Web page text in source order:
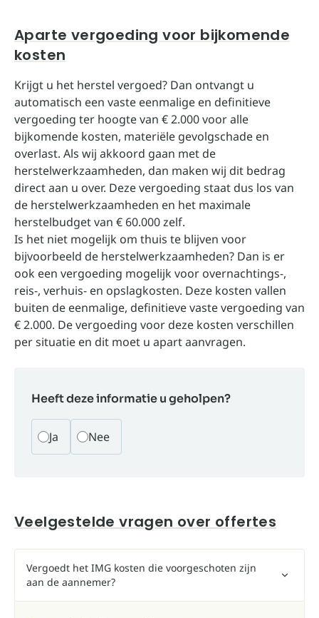
Aparte vergoeding voor bijkomende
kosten
Krijgt u het herstel vergoed? Dan ontvangt u
automatisch een vaste eenmalige en definitieve
vergoeding ter hoogte van € 2.000 voor alle
bijkomende kosten, materiële gevolgschade en
overlast. Als wij akkoord gaan met de
herstelwerkzaamheden, dan maken wij dit bedrag
direct aan u over. Deze vergoeding staat dus los van
de herstelwerkzaamheden en het maximale
herstelbudget van € 60.000 zelf.
Is het niet mogelijk om thuis te blijven voor
bijvoorbeeld de herstelwerkzaamheden? Dan is er
ook een vergoeding mogelijk voor overnachtings-,
reis-, verhuis- en opslagkosten. Deze kosten vallen
buiten de eenmalige, definitieve vaste vergoeding van
€ 2.000. De vergoeding voor deze kosten verschillen
per situatie en dit moet u apart aanvragen.
Heeft deze informatie u geholpen?
Ja Nee
Veelgestelde vragen over offertes
Vergoedt het IMG kosten die voorgeschoten zijn
aan de aannemer?